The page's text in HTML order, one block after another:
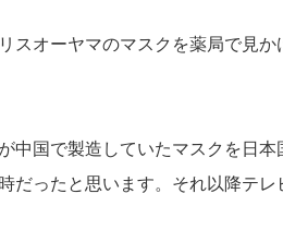
スオーヤマのマスクを薬局で見
中国で製造していたマスクを日
だったと思います。それ以降テレ